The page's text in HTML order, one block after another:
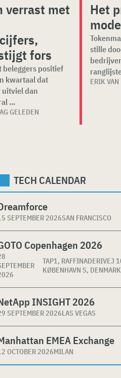
verrast met
fors
beleggers positief
kwartaal dat
dan
...
GELEDEN
Het
stille
ERIK
TECH CALENDAR
SEPTEMBER 2026SAN FRANCISCO
Copenhagen 2026
TAP1, RAFFINADERIVEJ
KØBENHAVN S, DENMARK
INSIGHT 2026
SEPTEMBER 2026LAS VEGAS
EMEA Exchange
OCTOBER 2026MILAN